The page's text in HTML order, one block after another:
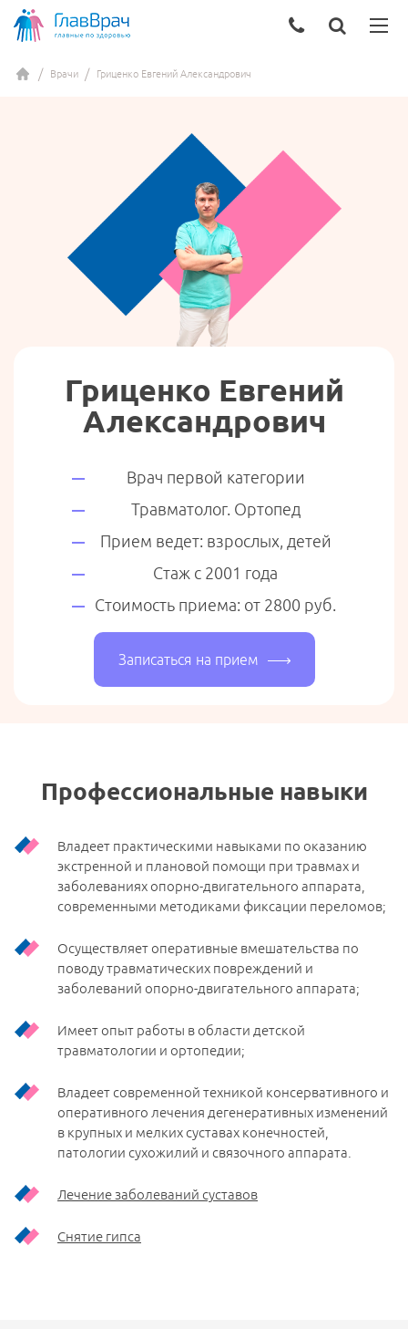
Врачи Гриценко Евгений Александрович
Гриценко Евгений
Александрович
Врач первой категории
Травматолог. Ортопед
Прием ведет: взрослых, детей
Стаж с 2001 года
Стоимость приема: от 2800 руб.
Записаться на прием
Профессиональные навыки
Владеет практическими навыками по оказанию
экстренной и плановой помощи при травмах и
заболеваниях опорно-двигательного аппарата,
современными методиками фиксации переломов;
Осуществляет оперативные вмешательства по
поводу травматических повреждений и
заболеваний опорно-двигательного аппарата;
Имеет опыт работы в области детской
травматологии и ортопедии;
Владеет современной техникой консервативного и
оперативного лечения дегенеративных изменений
в крупных и мелких суставах конечностей,
патологии сухожилий и связочного аппарата.
Лечение заболеваний суставов
Снятие гипса